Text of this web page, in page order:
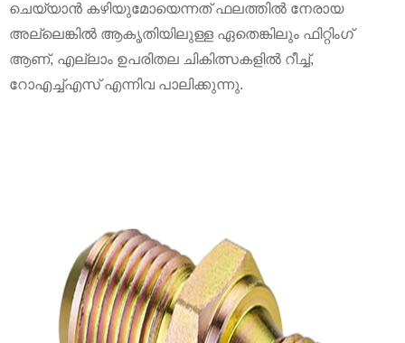
ചെയ്യാൻ കഴിയുമോയെന്നത് ഫലത്തിൽ നേരായ
അല്ലെങ്കിൽ ആകൃതിയിലുള്ള ഏതെങ്കിലും ഫിറ്റിംഗ്
ആണ്, എല്ലാം ഉപരിതല ചികിത്സകളിൽ റീച്ച്,
റോഎച്ച്എസ് എന്നിവ പാലിക്കുന്നു.